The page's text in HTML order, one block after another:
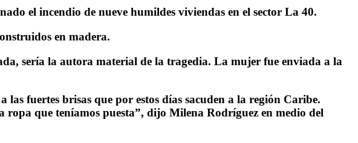
el incendio de nueve humildes viviendas en el sector La 40.
en madera.
sería la autora material de la tragedia. La mujer fue enviada a la
fuertes brisas que por estos días sacuden a la región Caribe.
que teníamos puesta”, dijo Milena Rodríguez en medio del